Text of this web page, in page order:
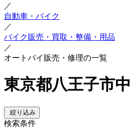
／
自動車・バイク
／
バイク販売・買取・整備・用品
／
オートバイ販売・修理の一覧
東京都八王子市
絞り込み
検索条件